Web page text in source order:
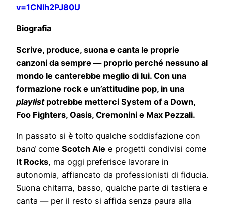
v=1CNlh2PJ80U
Biografia
Scrive, produce, suona e canta le proprie
canzoni da sempre — proprio perché nessuno al
mondo le canterebbe meglio di lui. Con una
formazione rock e un’attitudine pop, in una
playlistpotrebbe metterci System of a Down,
Foo Fighters, Oasis, Cremonini e Max Pezzali.
In passato si è tolto qualche soddisfazione con
band come Scotch Ale e progetti condivisi come
It Rocks, ma oggi preferisce lavorare in
autonomia, affiancato da professionisti di fiducia.
Suona chitarra, basso, qualche parte di tastiera e
canta — per il resto si affida senza paura alla